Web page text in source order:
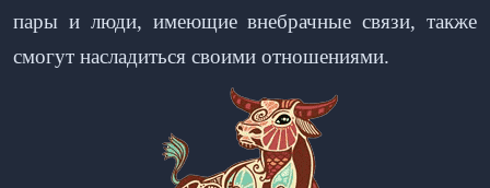
пары и люди, имеющие внебрачные связи, также
смогут насладиться своими отношениями.